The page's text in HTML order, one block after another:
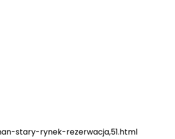
stary-rynek-rezerwacja,51.html